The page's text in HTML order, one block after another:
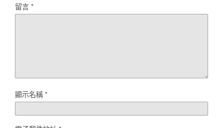
留言*
顯示名稱*